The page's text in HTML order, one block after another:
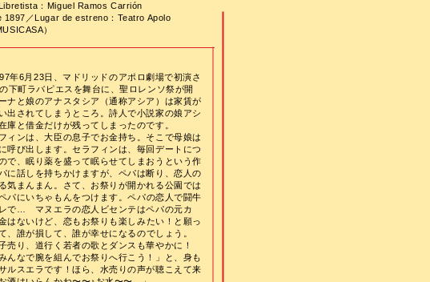
：Miguel Ramos Carrión
／Lugar de estreno：Teatro Apolo
）
年6月23日、マドリッドのアポロ劇場で初演さ
下町ラバピエスを舞台に、聖ロレンソ祭が開
ナと娘のアナスタシア（通称アシア）は家賃が
出されてしまうところ。詩人で小説家の娘アシ
庫と借金だけが残ってしまったのです。
ィンは、大臣の息子でお金持ち。そこで母娘は
呼び出します。セラフィンは、毎回デートにつ
で、眠り薬を盛って眠らせてしまおうという作
に話しを持ちかけますが、ペパは断り、恋人の
気まんまん。さて、お祭りが開かれる公園では
パにいちゃもんをつけます。ペパの恋人で闘牛
で… マヌエラの恋人ビセンテはペパの元カ
はないけど、恋もお祭りも楽しみたい！と願っ
、誰が損して、誰が幸せになるのでしょう。
売り、道行く若者の歌とダンスも華やかに！
んなで腕を組んでお祭りへ行こう！」と、身も
ルスエラです！ほら、水売りの声が聴こえて来